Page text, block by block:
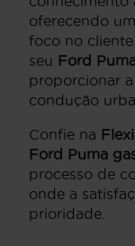
oferecendo
foco no
seu Ford
proporcionar
condução
Confie na
Ford Puma
processo de
onde a
prioridade.